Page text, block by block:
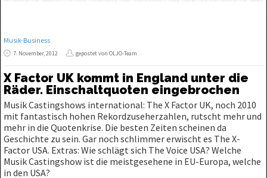
Musik-Business
7. November, 2012 gepostet von OLJO-Team
X Factor UK kommt in England unter die
Räder. Einschaltquoten eingebrochen
Musik Castingshows international: The X Factor UK, noch 2010
mit fantastisch hohen Rekordzuseherzahlen, rutscht mehr und
mehr in die Quotenkrise. Die besten Zeiten scheinen da
Geschichte zu sein. Gar noch schlimmer erwischt es The X-
Factor USA. Extras: Wie schlägt sich The Voice USA? Welche
Musik Castingshow ist die meistgesehene in EU-Europa, welche
in den USA?